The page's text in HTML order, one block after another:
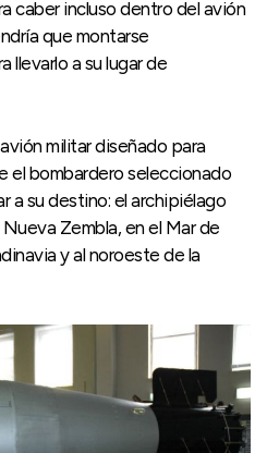
caber incluso dentro del avión
que montarse
llevarlo a su lugar de
militar diseñado para
el bombardero seleccionado
a su destino: el archipiélago
Zembla, en el Mar de
y al noroeste de la